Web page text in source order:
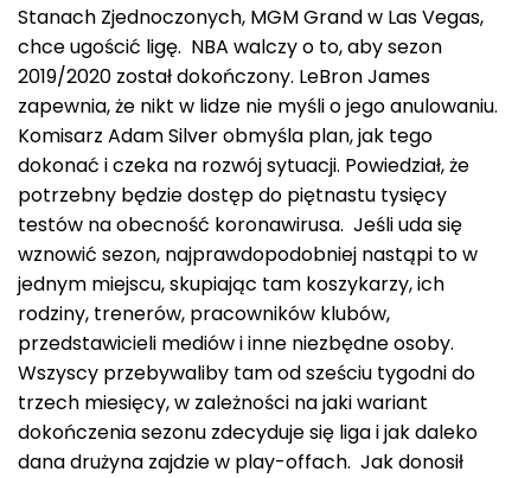
Stanach Zjednoczonych, MGM Grand w Las Vegas,
chce ugościć ligę. NBA walczy o to, aby sezon
2019/2020 został dokończony. LeBron James
zapewnia, że nikt w lidze nie myśli o jego anulowaniu.
Komisarz Adam Silver obmyśla plan, jak tego
dokonać i czeka na rozwój sytuacji. Powiedział, że
potrzebny będzie dostęp do piętnastu tysięcy
testów na obecność koronawirusa. Jeśli uda się
wznowić sezon, najprawdopodobniej nastąpi to w
jednym miejscu, skupiając tam koszykarzy, ich
rodziny, trenerów, pracowników klubów,
przedstawicieli mediów i inne niezbędne osoby.
Wszyscy przebywaliby tam od sześciu tygodni do
trzech miesięcy, w zależności na jaki wariant
dokończenia sezonu zdecyduje się liga i jak daleko
dana drużyna zajdzie w play-offach. Jak donosił